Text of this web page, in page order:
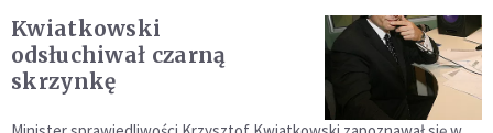
Kwiatkowski
odsłuchiwał czarną
skrzynkę